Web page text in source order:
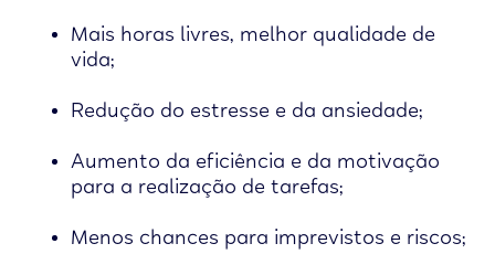
Mais horas livres, melhor qualidade de
vida;
Redução do estresse e da ansiedade;
Aumento da eficiência e da motivação
para a realização de tarefas;
Menos chances para imprevistos e riscos;